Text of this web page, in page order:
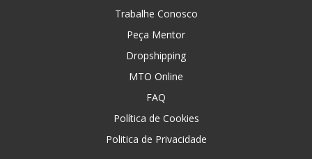
Trabalhe Conosco
Peça Mentor
Dropshipping
MTO Online
FAQ
Política de Cookies
Politica de Privacidade